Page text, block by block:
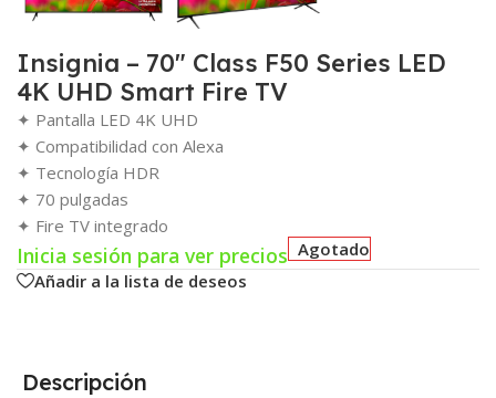
Insignia – 70″ Class F50 Series LED
4K UHD Smart Fire TV
✦ Pantalla LED 4K UHD
✦ Compatibilidad con Alexa
✦ Tecnología HDR
✦ 70 pulgadas
✦ Fire TV integrado
Inicia sesión para ver precios Agotado
Añadir a la lista de deseos
Descripción